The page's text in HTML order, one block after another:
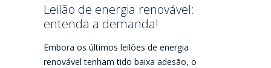
Leilão de energia renovável:
entenda a demanda!
Embora os últimos leilões de energia
renovável tenham tido baixa adesão, o